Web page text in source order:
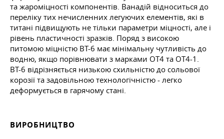
та жароміцності компонентів. Ванадій відноситься до
переліку тих нечисленних легуючих елементів, які в
титані підвищують не тільки параметри міцності, але і
рівень пластичності зразків. Поряд з високою
питомою міцністю ВТ-6 має мінімальну чутливість до
водню, якщо порівнювати з марками ОТ4 та ОТ4-1.
ВТ-6 відрізняється низькою схильністю до сольової
корозії та задовільною технологічністю - легко
деформується в гарячому стані.
ВИРОБНИЦТВО